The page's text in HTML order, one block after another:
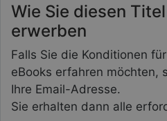
Wie Sie diesen
erwerben
Falls Sie die Konditionen
eBooks erfahren möchten,
Ihre Email-Adresse.
Sie erhalten dann alle